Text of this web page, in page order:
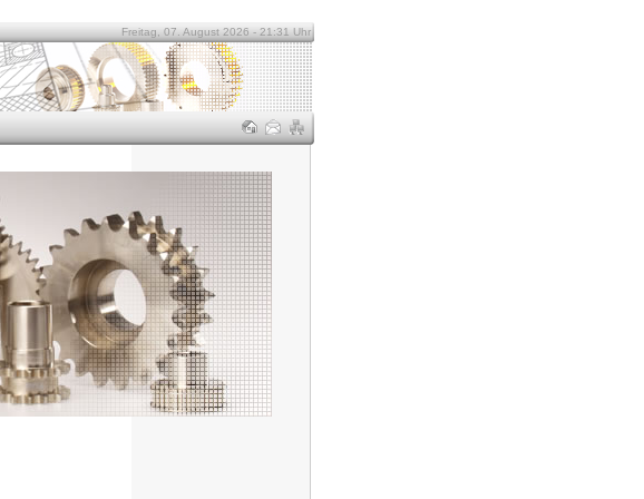
Freitag, 07. August 2026 - 21:31 Uhr